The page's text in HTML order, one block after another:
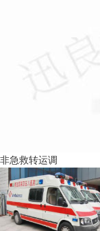
非急救转运调